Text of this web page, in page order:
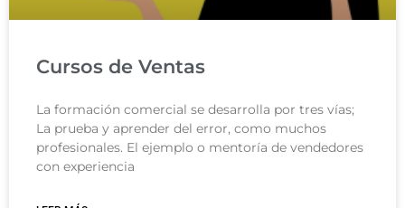
Cursos de Ventas
La formación comercial se desarrolla por tres vías;
La prueba y aprender del error, como muchos
profesionales. El ejemplo o mentoría de vendedores
con experiencia